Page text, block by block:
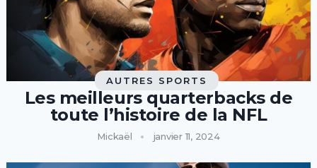
AUTRES SPORTS
Les meilleurs quarterbacks de
toute l’histoire de la NFL
Mickaël janvier 11, 2024